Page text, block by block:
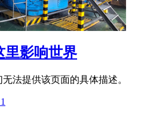
影响世界
法提供该页面的具体描述。